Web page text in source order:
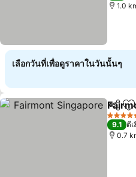
1.0
เลือกวันที่เพื่อดูราคาในวันนั้นๆ
แชร์ เ
5 ดาว
9.1 ดีเ
0.7